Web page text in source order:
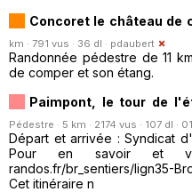
Concoret le château de
km · 791 vus · 36 dl · pdaubert
Randonnée pédestre de 11
de comper et son étang.
Paimpont, le tour de
Pédestre · 5 km · 2174 vus · 107 dl ·
Départ et arrivée : Syndicat
Pour en savoir et
randos.fr/br_sentiers/lign35-
Cet itinéraire n